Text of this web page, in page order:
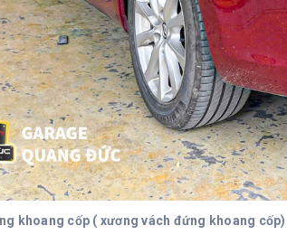
khoang cốp ( xương vách đứng khoang cốp)